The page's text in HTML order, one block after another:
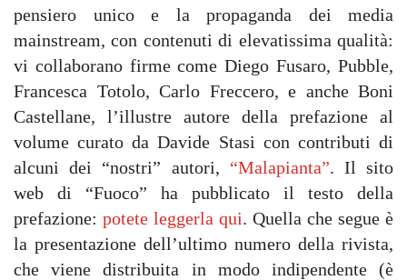
pensiero unico e la propaganda dei media
mainstream, con contenuti di elevatissima qualità:
vi collaborano firme come Diego Fusaro, Pubble,
Francesca Totolo, Carlo Freccero, e anche Boni
Castellane, l’illustre autore della prefazione al
volume curato da Davide Stasi con contributi di
alcuni dei “nostri” autori, “Malapianta”. Il sito
web di “Fuoco” ha pubblicato il testo della
prefazione: potete leggerla qui. Quella che segue è
la presentazione dell’ultimo numero della rivista,
che viene distribuita in modo indipendente (è